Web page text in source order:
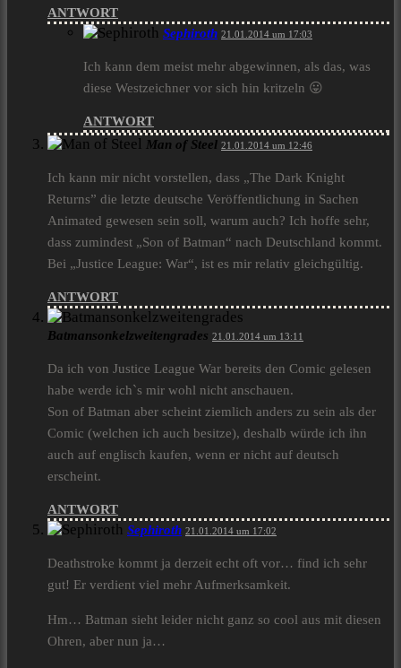
ANTWORT
Sephiroth 21.01.2014 um 17:03
Ich kann dem meist mehr abgewinnen, als das, was
diese Westzeichner vor sich hin kritzeln 😛
ANTWORT
Man of Steel 21.01.2014 um 12:46
Ich kann mir nicht vorstellen, dass „The Dark Knight
Returns” die letzte deutsche Veröffentlichung in Sachen
Animated gewesen sein soll, warum auch? Ich hoffe sehr,
dass zumindest „Son of Batman“ nach Deutschland kommt.
Bei „Justice League: War“, ist es mir relativ gleichgültig.
ANTWORT
Batmansonkelzweitengrades 21.01.2014 um 13:11
Da ich von Justice League War bereits den Comic gelesen
habe werde ich`s mir wohl nicht anschauen.
Son of Batman aber scheint ziemlich anders zu sein als der
Comic (welchen ich auch besitze), deshalb würde ich ihn
auch auf englisch kaufen, wenn er nicht auf deutsch
erscheint.
ANTWORT
Sephiroth 21.01.2014 um 17:02
Deathstroke kommt ja derzeit echt oft vor… find ich sehr
gut! Er verdient viel mehr Aufmerksamkeit.
Hm… Batman sieht leider nicht ganz so cool aus mit diesen
Ohren, aber nun ja…